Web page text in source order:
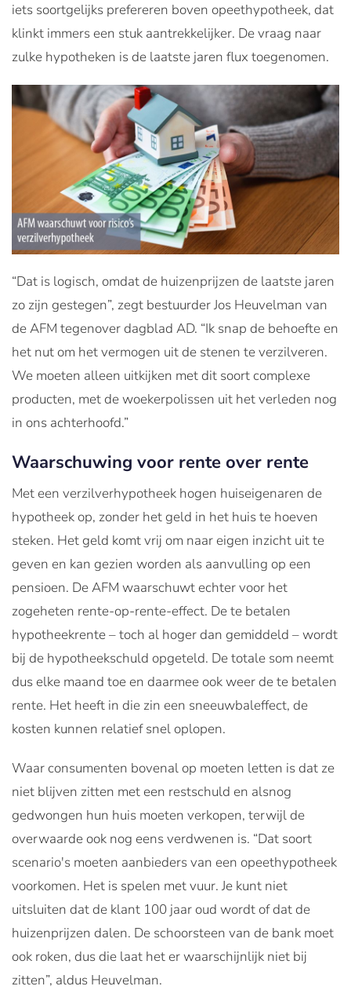
iets soortgelijks prefereren boven opeethypotheek, dat
klinkt immers een stuk aantrekkelijker. De vraag naar
zulke hypotheken is de laatste jaren flux toegenomen.
“Dat is logisch, omdat de huizenprijzen de laatste jaren
zo zijn gestegen”, zegt bestuurder Jos Heuvelman van
de AFM tegenover dagblad AD. “Ik snap de behoefte en
het nut om het vermogen uit de stenen te verzilveren.
We moeten alleen uitkijken met dit soort complexe
producten, met de woekerpolissen uit het verleden nog
in ons achterhoofd.”
Waarschuwing voor rente over rente
Met een verzilverhypotheek hogen huiseigenaren de
hypotheek op, zonder het geld in het huis te hoeven
steken. Het geld komt vrij om naar eigen inzicht uit te
geven en kan gezien worden als aanvulling op een
pensioen. De AFM waarschuwt echter voor het
zogeheten rente-op-rente-effect. De te betalen
hypotheekrente – toch al hoger dan gemiddeld – wordt
bij de hypotheekschuld opgeteld. De totale som neemt
dus elke maand toe en daarmee ook weer de te betalen
rente. Het heeft in die zin een sneeuwbaleffect, de
kosten kunnen relatief snel oplopen.
Waar consumenten bovenal op moeten letten is dat ze
niet blijven zitten met een restschuld en alsnog
gedwongen hun huis moeten verkopen, terwijl de
overwaarde ook nog eens verdwenen is. “Dat soort
scenario's moeten aanbieders van een opeethypotheek
voorkomen. Het is spelen met vuur. Je kunt niet
uitsluiten dat de klant 100 jaar oud wordt of dat de
huizenprijzen dalen. De schoorsteen van de bank moet
ook roken, dus die laat het er waarschijnlijk niet bij
zitten”, aldus Heuvelman.